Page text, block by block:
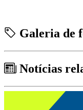
Galeria de
Notícias